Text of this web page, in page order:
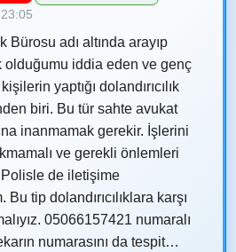
Bürosu adı altında arayıp
olduğumu iddia eden ve genç
yaptığı dolandırıcılık
biri. Bu tür sahte avukat
inanmamak gerekir. İşlerini
ve gerekli önlemleri
Polisle de iletişime
tip dolandırıcılıklara karşı
05066157421 numaralı
numarasını da tespit